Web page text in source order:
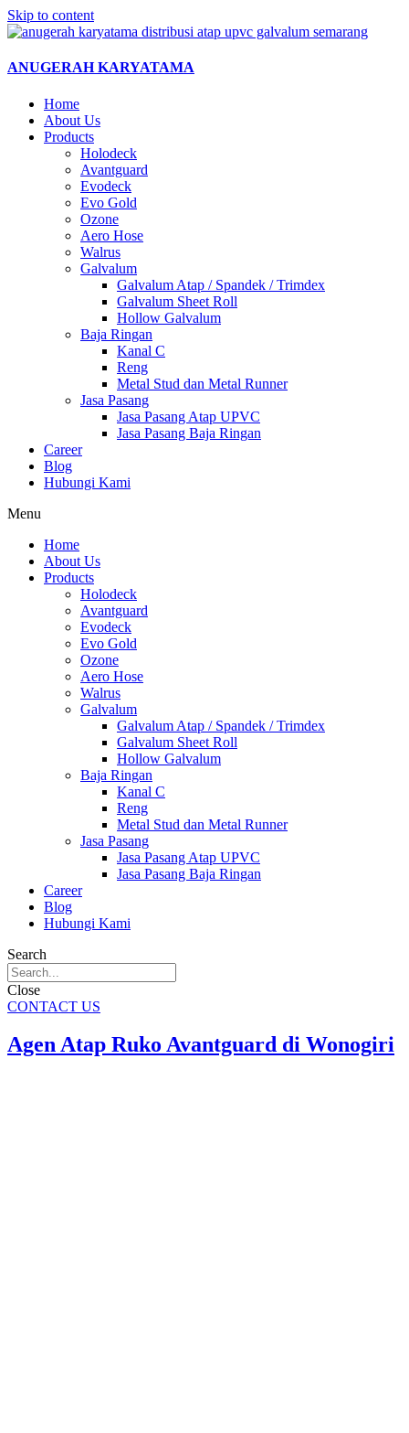
Skip to content
ANUGERAH KARYATAMA
Home
About Us
Products
Holodeck
Avantguard
Evodeck
Evo Gold
Ozone
Aero Hose
Walrus
Galvalum
Galvalum Atap / Spandek / Trimdex
Galvalum Sheet Roll
Hollow Galvalum
Baja Ringan
Kanal C
Reng
Metal Stud dan Metal Runner
Jasa Pasang
Jasa Pasang Atap UPVC
Jasa Pasang Baja Ringan
Career
Blog
Hubungi Kami
Menu
Home
About Us
Products
Holodeck
Avantguard
Evodeck
Evo Gold
Ozone
Aero Hose
Walrus
Galvalum
Galvalum Atap / Spandek / Trimdex
Galvalum Sheet Roll
Hollow Galvalum
Baja Ringan
Kanal C
Reng
Metal Stud dan Metal Runner
Jasa Pasang
Jasa Pasang Atap UPVC
Jasa Pasang Baja Ringan
Career
Blog
Hubungi Kami
Search
Close
CONTACT US
Agen Atap Ruko Avantguard di Wonogiri